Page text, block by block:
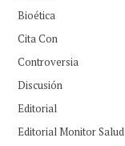
Bioética
Cita Con
Controversia
Discusión
Editorial
Editorial Monitor Salud